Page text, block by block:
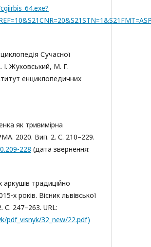
Сучасної
І. Жуковський, М. Г.
енциклопедичних
як тривимірна
2020. Вип. 2. С. 210–229.
228 (дата звернення:
традиційно
х років. Вісник львівської
С. 247–263. URL:
pdf_visnyk/32_new/22.pdf)